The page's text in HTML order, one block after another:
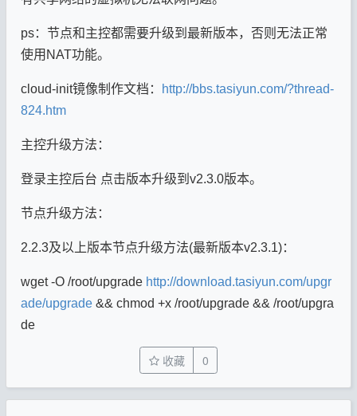
ps：节点和主控都需要升级到最新版本，否则无法正常
使用NAT功能。
cloud-init镜像制作文档：
http://bbs.tasiyun.com/?thread-
824.htm
主控升级方法：
登录主控后台 点击版本升级到v2.3.0版本。
节点升级方法：
2.2.3及以上版本节点升级方法(最新版本v2.3.1)：
wget -O /root/upgrade http://download.tasiyun.com/upgr
ade/upgrade&& chmod +x /root/upgrade && /root/upgra
de
收藏 0